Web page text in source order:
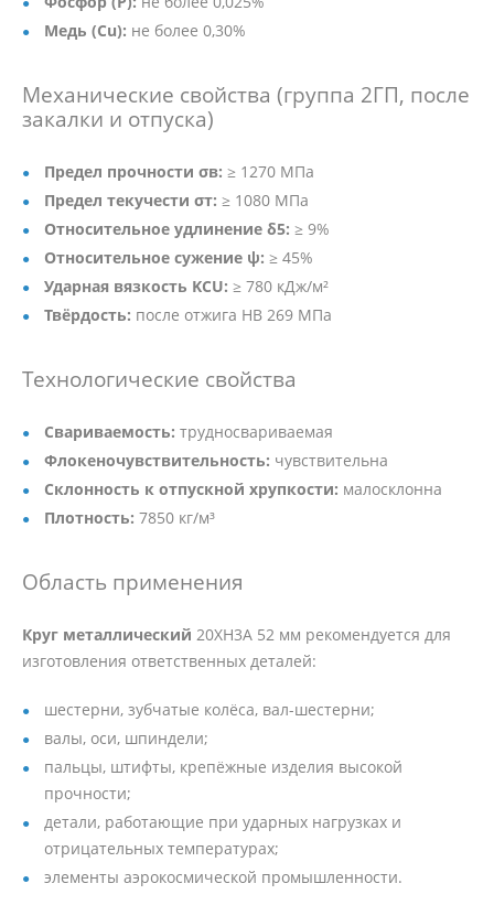
Медь (Cu): не более 0,30%
Механические свойства (группа 2ГП, после
закалки и отпуска)
Предел прочности σв: ≥ 1270 МПа
Предел текучести σт: ≥ 1080 МПа
Относительное удлинение δ5: ≥ 9%
Относительное сужение ψ: ≥ 45%
Ударная вязкость KCU: ≥ 780 кДж/м²
Твёрдость: после отжига HB 269 МПа
Технологические свойства
Свариваемость: трудносвариваемая
Флокеночувствительность: чувствительна
Склонность к отпускной хрупкости: малосклонна
Плотность: 7850 кг/м³
Область применения
Круг металлический 20ХН3А 52 мм рекомендуется для
изготовления ответственных деталей:
шестерни, зубчатые колёса, вал-шестерни;
валы, оси, шпиндели;
пальцы, штифты, крепёжные изделия высокой
прочности;
детали, работающие при ударных нагрузках и
отрицательных температурах;
элементы аэрокосмической промышленности.